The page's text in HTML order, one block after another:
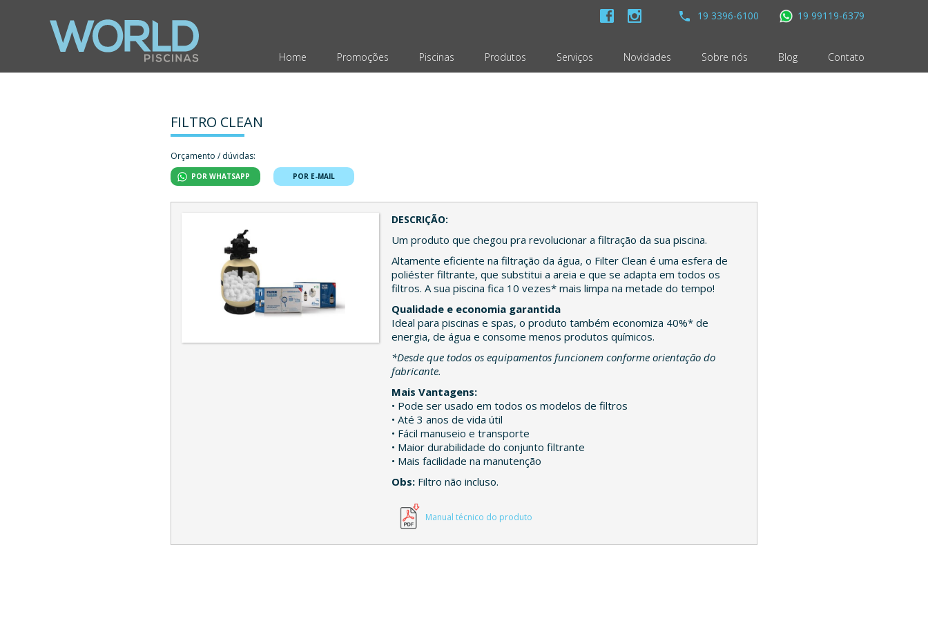
Home Promoções Piscinas Produtos Serviços Novidades Sobre nós Blog Contato
19 99119-6379
19 3396-6100
FILTRO CLEAN
Orçamento / dúvidas:
POR WHATSAPP POR E-MAIL
DESCRIÇÃO:
Um produto que chegou pra revolucionar a filtração da sua piscina.
Altamente eficiente na filtração da água, o Filter Clean é uma esfera de
poliéster filtrante, que substitui a areia e que se adapta em todos os
filtros. A sua piscina fica 10 vezes* mais limpa na metade do tempo!
Qualidade e economia garantida
Ideal para piscinas e spas, o produto também economiza 40%* de
energia, de água e consome menos produtos químicos.
*Desde que todos os equipamentos funcionem conforme orientação do
fabricante.
Mais Vantagens:
• Pode ser usado em todos os modelos de filtros
• Até 3 anos de vida útil
• Fácil manuseio e transporte
• Maior durabilidade do conjunto filtrante
• Mais facilidade na manutenção
Obs: Filtro não incluso.
Manual técnico do produto